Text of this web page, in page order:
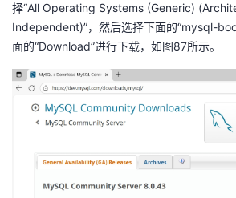
择“All Operating Systems (Generic)
Independent)”，然后选择下面的“mysql-
面的“Download”进行下载，如图87所示。